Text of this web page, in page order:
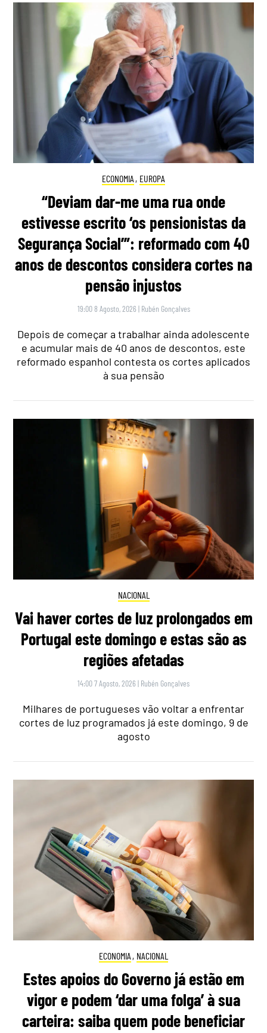
ECONOMIA , EUROPA
“Deviam dar-me uma rua onde
estivesse escrito ‘os pensionistas da
Segurança Social’”: reformado com 40
anos de descontos considera cortes na
pensão injustos
19:00 8 Agosto, 2026 | Rubén Gonçalves
Depois de começar a trabalhar ainda adolescente
e acumular mais de 40 anos de descontos, este
reformado espanhol contesta os cortes aplicados
à sua pensão
NACIONAL
Vai haver cortes de luz prolongados em
Portugal este domingo e estas são as
regiões afetadas
14:00 7 Agosto, 2026 | Rubén Gonçalves
Milhares de portugueses vão voltar a enfrentar
cortes de luz programados já este domingo, 9 de
agosto
ECONOMIA , NACIONAL
Estes apoios do Governo já estão em
vigor e podem ‘dar uma folga’ à sua
carteira: saiba quem pode beneficiar